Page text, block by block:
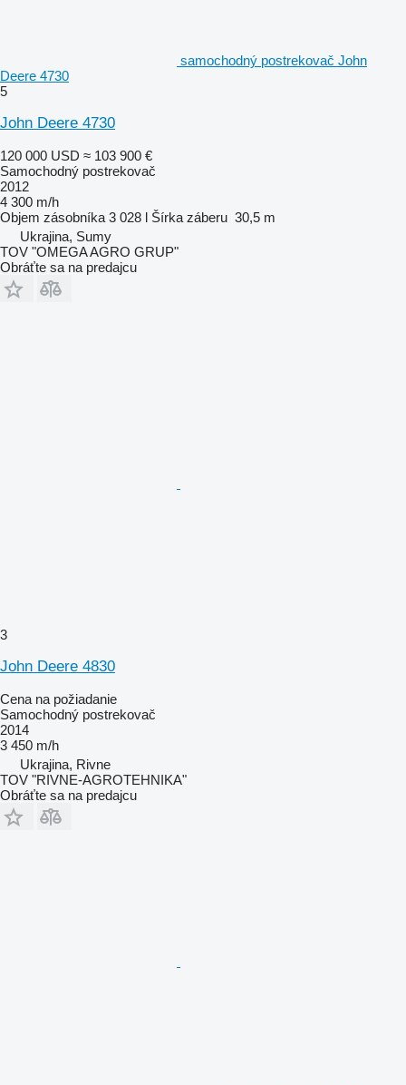
samochodný postrekovač John
Deere 4730
5
John Deere 4730
120 000 USD ≈ 103 900 €
Samochodný postrekovač
2012
4 300 m/h
Objem zásobníka 3 028 l Šírka záberu 30,5 m
Ukrajina, Sumy
TOV "OMEGA AGRO GRUP"
Obráťte sa na predajcu
3
John Deere 4830
Cena na požiadanie
Samochodný postrekovač
2014
3 450 m/h
Ukrajina, Rivne
TOV "RIVNE-AGROTEHNIKA"
Obráťte sa na predajcu